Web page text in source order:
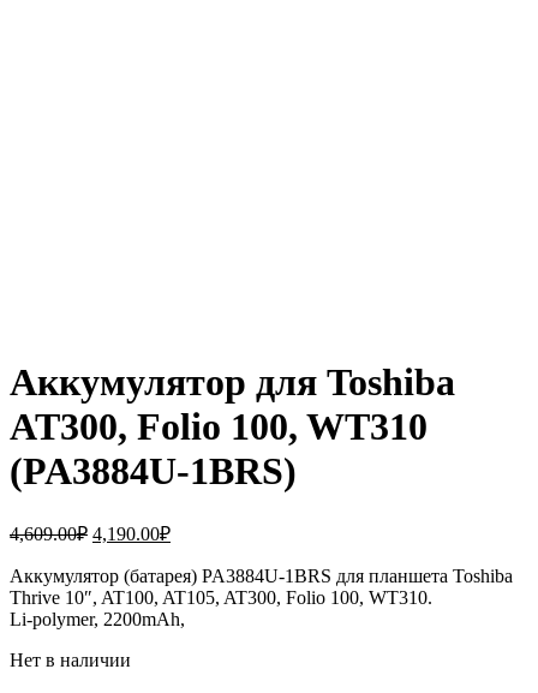
Аккумулятор для Toshiba
AT300, Folio 100, WT310
(PA3884U-1BRS)
4,609.00₽ Первоначальная
составляла
4,609.00₽.
4,190.00₽Текущая
4,190.00₽.
Аккумулятор (батарея) PA3884U-1BRS для планшета Toshiba
Thrive 10″, AT100, AT105, AT300, Folio 100, WT310.
Li-polymer, 2200mAh,
Нет в наличии